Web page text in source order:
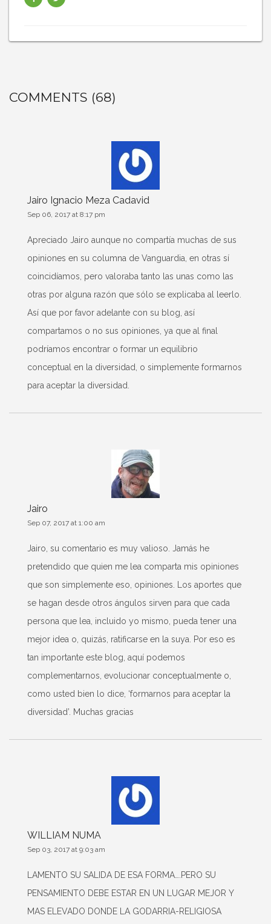
COMMENTS (68)
Jairo Ignacio Meza Cadavid
Sep 06, 2017 at 8:17 pm
Apreciado Jairo aunque no compartía muchas de sus
opiniones en su columna de Vanguardia, en otras sí
coincidíamos, pero valoraba tanto las unas como las
otras por alguna razón que sólo se explicaba al leerlo.
Así que por favor adelante con su blog, así
compartamos o no sus opiniones, ya que al final
podríamos encontrar o formar un equilibrio
conceptual en la diversidad, o simplemente formarnos
para aceptar la diversidad.
Jairo
Sep 07, 2017 at 1:00 am
Jairo, su comentario es muy valioso. Jamás he
pretendido que quien me lea comparta mis opiniones
que son simplemente eso, opiniones. Los aportes que
se hagan desde otros ángulos sirven para que cada
persona que lea, incluido yo mismo, pueda tener una
mejor idea o, quizás, ratificarse en la suya. Por eso es
tan importante este blog, aquí podemos
complementarnos, evolucionar conceptualmente o,
como usted bien lo dice, ‘formarnos para aceptar la
diversidad’. Muchas gracias
WILLIAM NUMA
Sep 03, 2017 at 9:03 am
LAMENTO SU SALIDA DE ESA FORMA….PERO SU
PENSAMIENTO DEBE ESTAR EN UN LUGAR MEJOR Y
MAS ELEVADO DONDE LA GODARRIA-RELIGIOSA